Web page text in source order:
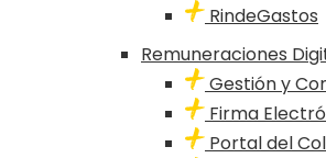
RindeGastos
Remuneraciones
Gestión y
Firma
Portal del